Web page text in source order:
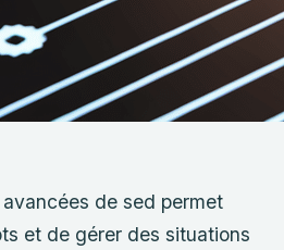
de sed permet
et de gérer des situations